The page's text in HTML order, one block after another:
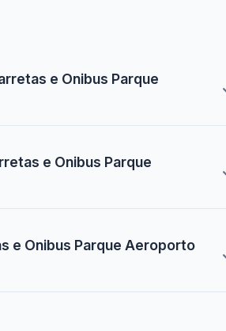
e Onibus Parque
e Onibus Parque
e Onibus Parque Aeroporto